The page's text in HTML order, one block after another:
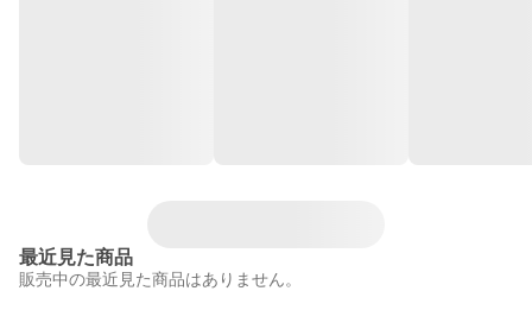
最近見た商品
販売中の最近見た商品はありません。